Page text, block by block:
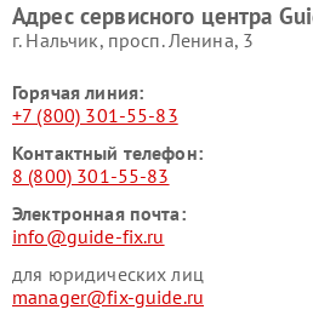
Адрес сервисного центра
г. Нальчик, просп. Ленина, 3
Горячая линия:
+7 (800) 301-55-83
Контактный телефон:
8 (800) 301-55-83
Электронная почта:
info@guide-fix.ru
для юридических лиц
manager@fix-guide.ru